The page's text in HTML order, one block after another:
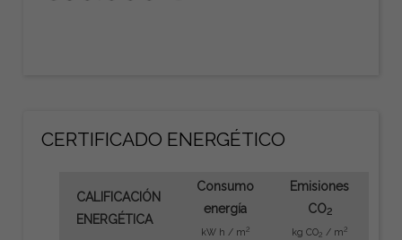
CERTIFICADO ENERGÉTICO
CALIFICACIÓN
ENERGÉTICA
Consumo
energía
kW h / m2
Emisiones
CO2
kg CO2 / m2